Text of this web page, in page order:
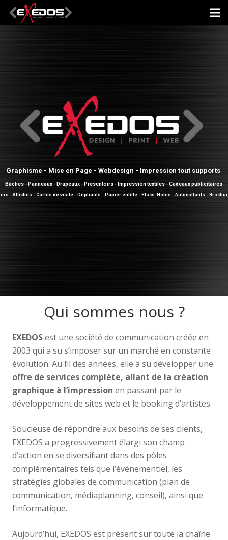
Graphisme - Mise en Page - Webdesign - Impression tout supports
- Affiches - Cartes de visite - Dépliants - Papier entête - Blocs-Notes - Autocollants -
Bâches - Panneaux - Drapeaux - Présentoirs - Impression textiles - Cadeaux publicitaires
Qui sommes nous ?
EXEDOSest une société de communication créée en
2003 qui a su s’imposer sur un marché en constante
évolution. Au fil des années, elle a su développer une
offre de services complète, allant de la création
graphique à l’impression en passant par le
développement de sites web et le booking d’artistes.
Soucieuse de répondre aux besoins de ses clients,
EXEDOS a progressivement élargi son champ
d’action en se diversifiant dans des pôles
complémentaires tels que l’événementiel, les
stratégies globales de communication (plan de
communication, médiaplanning, conseil), ainsi que
l’informatique.
Aujourd’hui, EXEDOS est présent sur toute la chaîne